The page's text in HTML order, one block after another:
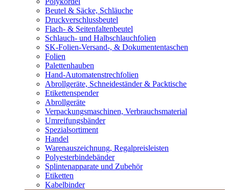
Beutel & Säcke, Schläuche
Druckverschlussbeutel
Flach- & Seitenfaltenbeutel
Schlauch- und Halbschlauchfolien
SK-Folien-Versand-, & Dokumententaschen
Folien
Palettenhauben
Hand-Automatenstrechfolien
Abrollgeräte, Schneideständer & Packtische
Etikettenspender
Abrollgeräte
Verpackungsmaschinen, Verbrauchsmaterial
Umreifungsbänder
Spezialsortiment
Handel
Warenauszeichnung, Regalpreisleisten
Polyesterbindebänder
Splintenapparate und Zubehör
Etiketten
Kabelbinder